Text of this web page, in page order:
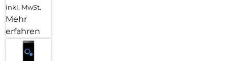
inkl. MwSt.
Mehr
erfahren